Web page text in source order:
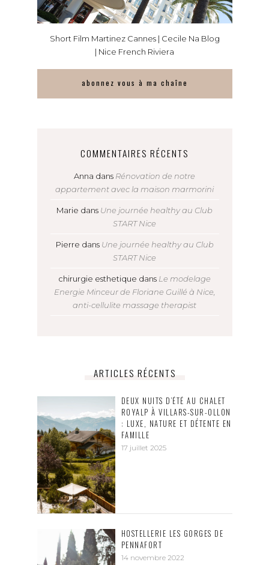
Short Film Martinez Cannes | Cecile Na Blog
| Nice French Riviera
abonnez vous à ma chaîne
COMMENTAIRES RÉCENTS
Anna dans Rénovation de notre
appartement avec la maison marmorini
Marie dans Une journée healthy au Club
START Nice
Pierre dans Une journée healthy au Club
START Nice
chirurgie esthetique dans Le modelage
Energie Minceur de Floriane Guillé à Nice,
anti-cellulite massage therapist
ARTICLES RÉCENTS
DEUX NUITS D’ÉTÉ AU CHALET
ROYALP À VILLARS-SUR-OLLON
: LUXE, NATURE ET DÉTENTE EN
FAMILLE
17 juillet 2025
HOSTELLERIE LES GORGES DE
PENNAFORT
14 novembre 2022